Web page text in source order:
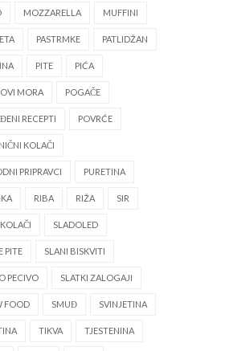
MOZZARELLA MUFFINI
PASTRMKE PATLIDŽAN
PITE PIĆA
MORA POGAČE
RECEPTI POVRĆE
KOLAČI
PRIPRAVCI PURETINA
RIBA RIŽA SIR
SLADOLED
PITE SLANI BISKVITI
PECIVO SLATKI ZALOGAJI
FOOD SMUĐ SVINJETINA
TIKVA TJESTENINA